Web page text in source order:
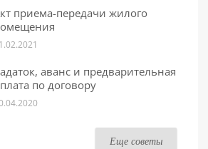
приема-передачи жилого
аванс и предварительная
по договору
Еще советы